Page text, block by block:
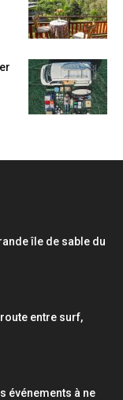
île de sable du
entre surf,
événements à ne